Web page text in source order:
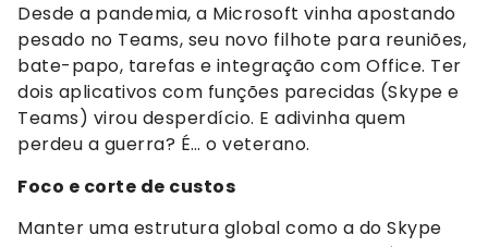
Desde a pandemia, a Microsoft vinha apostando
pesado no Teams, seu novo filhote para reuniões,
bate-papo, tarefas e integração com Office. Ter
dois aplicativos com funções parecidas (Skype e
Teams) virou desperdício. E adivinha quem
perdeu a guerra? É… o veterano.
Foco e corte de custos
Manter uma estrutura global como a do Skype